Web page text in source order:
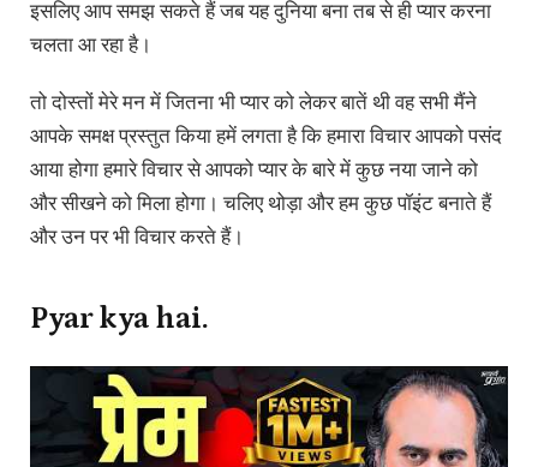
इसलिए आप समझ सकते हैं जब यह दुनिया बना तब से ही प्यार करना
चलता आ रहा है।
तो दोस्तों मेरे मन में जितना भी प्यार को लेकर बातें थी वह सभी मैंने
आपके समक्ष प्रस्तुत किया हमें लगता है कि हमारा विचार आपको पसंद
आया होगा हमारे विचार से आपको प्यार के बारे में कुछ नया जाने को
और सीखने को मिला होगा। चलिए थोड़ा और हम कुछ पॉइंट बनाते हैं
और उन पर भी विचार करते हैं।
Pyar kya hai.